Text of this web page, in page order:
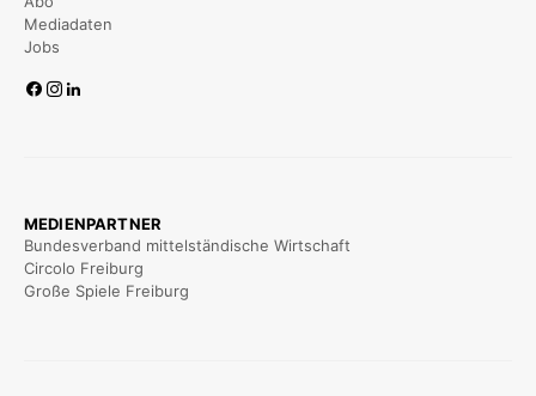
Mediadaten
Jobs
MEDIENPARTNER
Bundesverband mittelständische Wirtschaft
Circolo Freiburg
Große Spiele Freiburg